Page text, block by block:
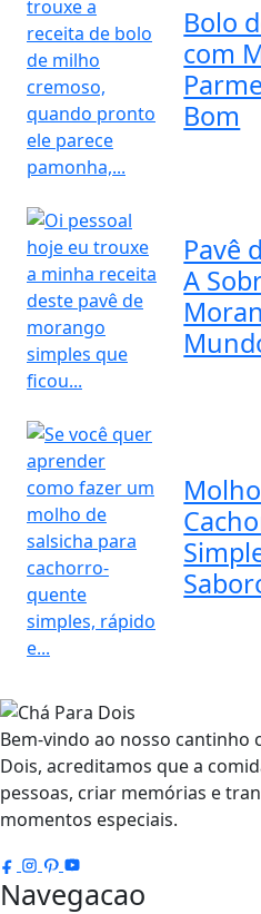
Bolo
com
Bom
Pavê
A
Bem-vindo ao nosso cantinho
Dois, acreditamos que a
pessoas, criar memórias e
momentos especiais.
Navegacao